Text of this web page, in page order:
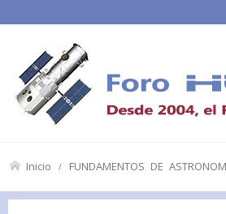
Inicio FUNDAMENTOS DE